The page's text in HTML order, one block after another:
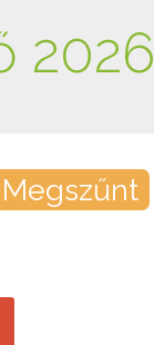
2026
Megszűnt